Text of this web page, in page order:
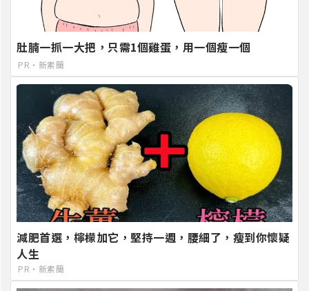
肚腩一抓一大把，只需1個雞蛋，用一個瘦一個
PR・新素簡
減肥首選，檸檬加它，堅持一週，腰細了，瘦到你懷疑
人生
PR・新素簡